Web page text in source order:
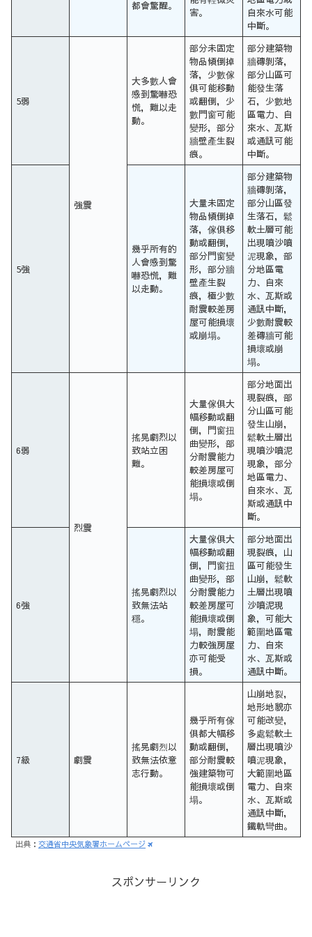
都會驚醒。
害。
自來水可能
中斷。
5弱
強震
大多數人會
感到驚嚇恐
慌，難以走
動。
部分未固定
物品傾倒掉
落，少數傢
俱可能移動
或翻倒，少
數門窗可能
變形，部分
牆壁產生裂
痕。
部分建築物
牆磚剝落，
部分山區可
能發生落
石，少數地
區電力、自
來水、瓦斯
或通訊可能
中斷。
5強
幾乎所有的
人會感到驚
嚇恐慌，難
以走動。
大量未固定
物品傾倒掉
落，傢俱移
動或翻倒，
部分門窗變
形，部分牆
壁產生裂
痕，極少數
耐震較差房
屋可能損壞
或崩塌。
部分建築物
牆磚剝落，
部分山區發
生落石，鬆
軟土層可能
出現噴沙噴
泥現象，部
分地區電
力、自來
水、瓦斯或
通訊中斷，
少數耐震較
差磚牆可能
損壞或崩
塌。
6弱
烈震
搖晃劇烈以
致站立困
難。
大量傢俱大
幅移動或翻
倒，門窗扭
曲變形，部
分耐震能力
較差房屋可
能損壞或倒
塌。
部分地面出
現裂痕，部
分山區可能
發生山崩，
鬆軟土層出
現噴沙噴泥
現象，部分
地區電力、
自來水、瓦
斯或通訊中
斷。
6強
搖晃劇烈以
致無法站
穩。
大量傢俱大
幅移動或翻
倒，門窗扭
曲變形，部
分耐震能力
較差房屋可
能損壞或倒
塌，耐震能
力較強房屋
亦可能受
損。
部分地面出
現裂痕，山
區可能發生
山崩，鬆軟
土層出現噴
沙噴泥現
象，可能大
範圍地區電
力、自來
水、瓦斯或
通訊中斷。
7級 劇震
搖晃劇烈以
致無法依意
志行動。
幾乎所有傢
俱都大幅移
動或翻倒，
部分耐震較
強建築物可
能損壞或倒
塌。
山崩地裂，
地形地貌亦
可能改變，
多處鬆軟土
層出現噴沙
噴泥現象，
大範圍地區
電力、自來
水、瓦斯或
通訊中斷，
鐵軌彎曲。
出典： 交通省中央気象署ホームページ
スポンサーリンク